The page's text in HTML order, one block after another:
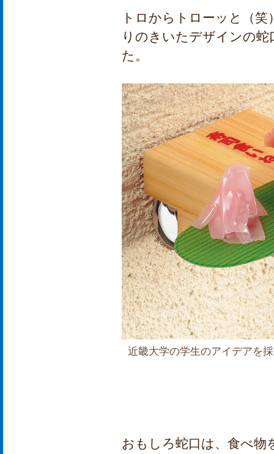
トロからトローッと（
りのきいたデザインの
た。
近畿大学の学生のアイデアを
おもしろ蛇口は、食べ